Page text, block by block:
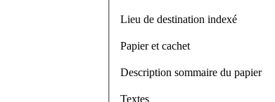
Lieu de destination indexé
Papier et cachet
Description sommaire du papier
Textes